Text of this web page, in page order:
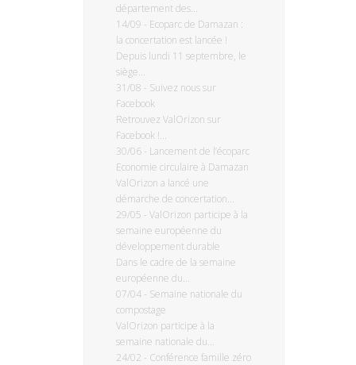
département des...
14/09 - Ecoparc de Damazan :
la concertation est lancée !
Depuis lundi 11 septembre, le
siège...
31/08 - Suivez nous sur
Facebook
Retrouvez ValOrizon sur
Facebook !...
30/06 - Lancement de l’écoparc
Economie circulaire à Damazan
ValOrizon a lancé une
démarche de concertation...
29/05 - ValOrizon participe à la
semaine européenne du
développement durable
Dans le cadre de la semaine
européenne du...
07/04 - Semaine nationale du
compostage
ValOrizon participe à la
semaine nationale du...
24/02 - Conférence famille zéro